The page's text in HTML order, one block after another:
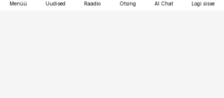
Menüü Uudised Raadio Otsing AI Chat Logi sisse